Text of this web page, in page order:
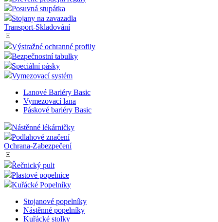
Klecové vozíky a rollkontejnery
Výstražné ochranné profily
Dřevěné boxy
Tašky-kufry-pouzdra
Plastové regály
Dřevěné prodejní regály
Posuvná stupátka
Transport-Skladování
Výstražné ochranné profily
Speciální pásky
Vymezovací systém
Vymezovací lana
Páskové bariéry Basic
Podlahové značení
Ochrana-Zabezpečení